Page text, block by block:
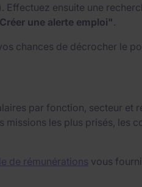
Effectuez ensuite une
une alerte emploi" .
chances de décrocher le
par fonction, secteur et
missions les plus prisés, les
de rémunérations vous